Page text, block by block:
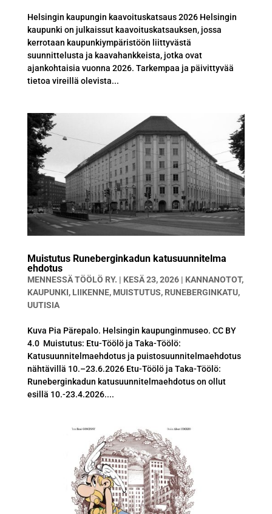
Helsingin kaupungin kaavoituskatsaus 2026 Helsingin
kaupunki on julkaissut kaavoituskatsauksen, jossa
kerrotaan kaupunkiympäristöön liittyvästä
suunnittelusta ja kaavahankkeista, jotka ovat
ajankohtaisia vuonna 2026. Tarkempaa ja päivittyvää
tietoa vireillä olevista...
Muistutus Runeberginkadun katusuunnitelma
ehdotus
MENNESSÄTÖÖLÖ RY. | KESÄ 23, 2026| KANNANOTOT,
KAUPUNKI, LIIKENNE, MUISTUTUS, RUNEBERGINKATU,
UUTISIA
Kuva Pia Pärepalo. Helsingin kaupunginmuseo. CC BY
4.0 Muistutus: Etu-Töölö ja Taka-Töölö:
Katusuunnitelmaehdotus ja puistosuunnitelmaehdotus
nähtävillä 10.–23.6.2026 Etu-Töölö ja Taka-Töölö:
Runeberginkadun katusuunnitelmaehdotus on ollut
esillä 10.-23.4.2026....